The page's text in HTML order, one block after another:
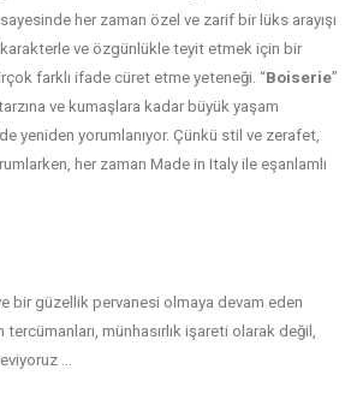
her zaman özel ve zarif bir lüks arayışı
ve özgünlükle teyit etmek için bir
farklı ifade cüret etme yeteneği. “Boiserie”
ve kumaşlara kadar büyük yaşam
yeniden yorumlanıyor. Çünkü stil ve zerafet,
her zaman Made in Italy ile eşanlamlı
bir güzellik pervanesi olmaya devam eden
tercümanları, münhasırlık işareti olarak değil,
…